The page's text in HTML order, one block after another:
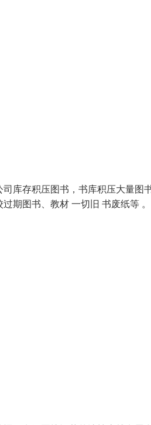
库存积压图书，书库积压大量图
期图书、教材 一切旧 书废纸等 。